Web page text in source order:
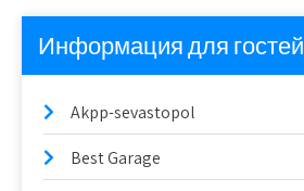
Информация для гостей
Akpp-sevastopol
Best Garage